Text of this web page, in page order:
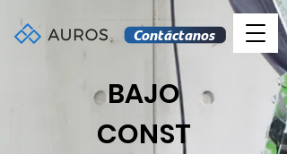
Contáctanos
BAJO
CONST